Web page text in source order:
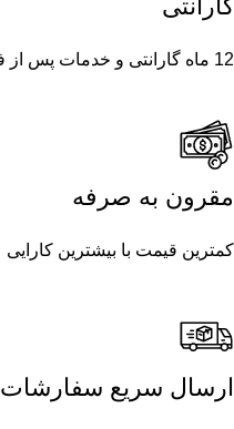
گارانتی
12 ماه گارانتی و خدمات پس از فروش
مقرون به صرفه
کمترین قیمت با بیشترین کارایی
ارسال سریع سفارشات